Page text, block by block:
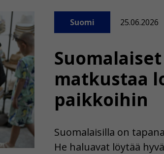
matkustaa
paikkoihin
Suomi 25.06.2026
Suomalaisilla on
He haluavat löytää